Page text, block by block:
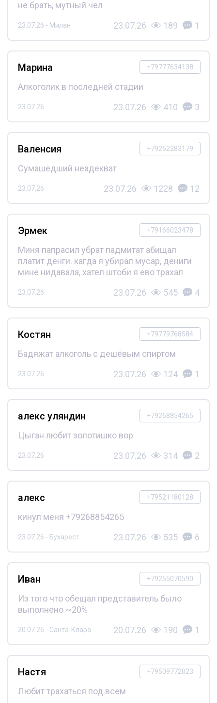
не брать, мутный чел
23.07.26 - Милан 23.07.26 189 1
+79777634138
Марина
Алкоголик в последней стадии
23.07.26 23.07.26 410 3
+79262283179
Валенсия
Сумашедший неадекват
23.07.26 23.07.26 1228 12
+79166023478
Эрмек
Миня папрасил убрат падмитат абищал
платит денги. кагда я убирал мусар, дениги
мине нидавала, хател штоби я ево трахал
23.07.26 23.07.26 545 4
+79779768584
Костян
Бадяжат алкоголь с дешёвым спиртом
23.07.26 23.07.26 124 1
+79268854265
алекс уляндин
Цыган любит золотишко вор
23.07.26 23.07.26 314 2
+79521180128
алекс
кинул меня +79268854265
23.07.26 - Бухарест 23.07.26 535 6
+79255070590
Иван
Из того что обещал представитель было
выполнено ~20%
20.07.26 - Санта-Клара 20.07.26 190 1
+79509772023
Настя
Любит трахаться под всем